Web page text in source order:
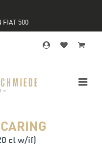
FIAT 500
ct w/if)